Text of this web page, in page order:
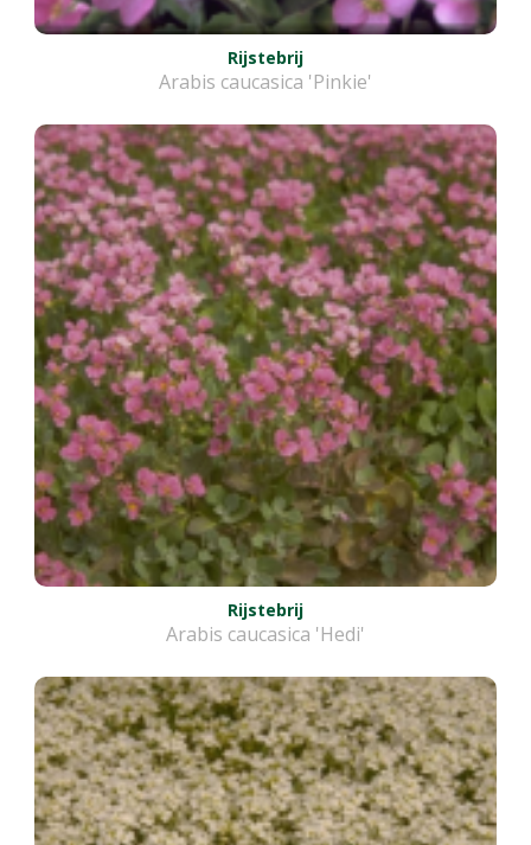
Rijstebrij
Arabis caucasica 'Pinkie'
Rijstebrij
Arabis caucasica 'Hedi'